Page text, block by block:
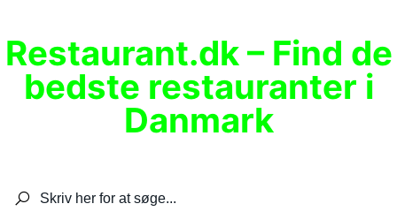
Restaurant.dk – Find de
bedste restauranter i
Danmark